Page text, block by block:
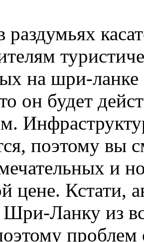
на шри-ланке
он будет
поэтому вы
и
цене. Кстати,
Ланку из
проблем